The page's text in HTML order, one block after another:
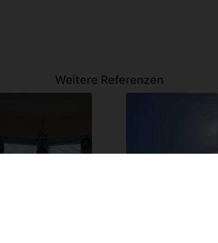
Weitere Referenzen